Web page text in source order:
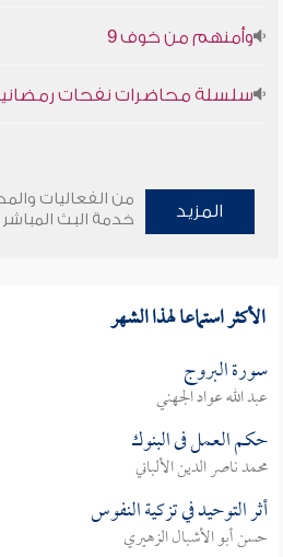
وأمنهم من خوف 9
سلسلة محاضرات نفحات رمضانية
المزيد
من الفعاليات
خدمة البث المباشر
الأكثر استماعا لهذا الشهر
سورة البروج
عبد الله عواد الجهني
حكم العمل فى البنوك
محمد ناصر الدين الألباني
أثر التوحيد في تزكية النفوس
حسن أبو الأشبال الزهيري